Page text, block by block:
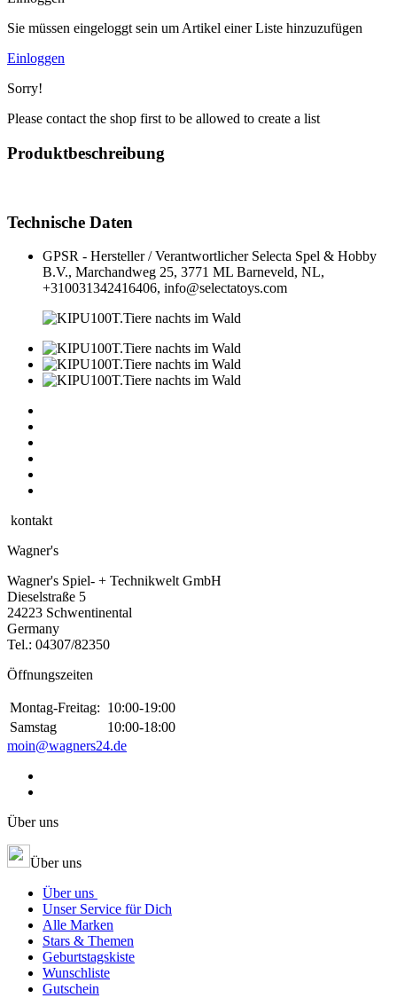
Sie müssen eingeloggt sein um Artikel einer Liste hinzuzufügen
Einloggen
Sorry!
Please contact the shop first to be allowed to create a list
Produktbeschreibung
Technische Daten
GPSR - Hersteller / Verantwortlicher Selecta Spel & Hobby
B.V., Marchandweg 25, 3771 ML Barneveld, NL,
+310031342416406, info@selectatoys.com
kontakt
Wagner's
Wagner's Spiel- + Technikwelt GmbH
Dieselstraße 5
24223 Schwentinental
Germany
Tel.: 04307/82350
Öffnungszeiten
Montag-Freitag: 10:00-19:00
Samstag
10:00-18:00
moin@wagners24.de
Über uns
Über uns
Über uns
Unser Service für Dich
Alle Marken
Stars & Themen
Geburtstagskiste
Wunschliste
Gutschein